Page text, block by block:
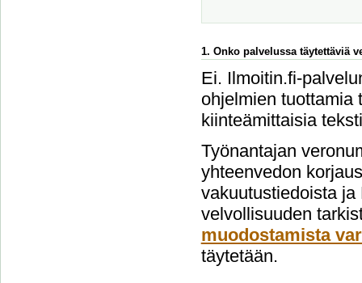
1. Onko palvelussa täytettäviä
Ei. Ilmoitin.fi-
ohjelmien tuottamia
kiinteämittaisia
Työnantajan
yhteenvedon
vakuutustiedoista
velvollisuuden
muodostamista
täytetään.